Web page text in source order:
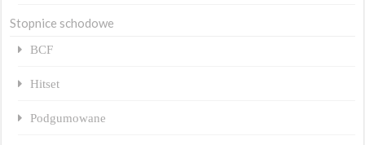
Stopnice schodowe
BCF
Hitset
Podgumowane